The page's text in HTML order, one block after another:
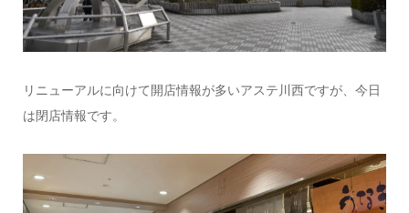
リニューアルに向けて開店情報が多いアステ川西ですが、今日
は閉店情報です。